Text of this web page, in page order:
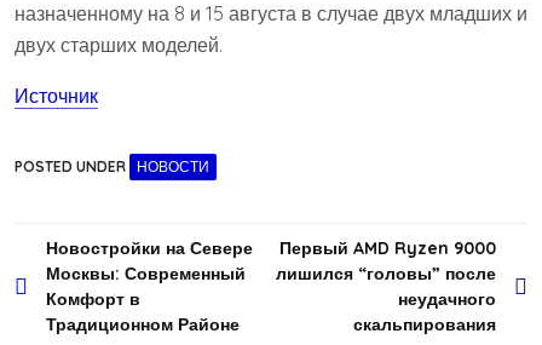
назначенному на 8 и 15 августа в случае двух младших и
двух старших моделей.
Источник
POSTED UNDER НОВОСТИ
Навигация
по
записям
Новостройки на Севере
Москвы: Современный
Комфорт в
Традиционном Районе
Первый AMD Ryzen 9000
лишился “головы” после
неудачного
скальпирования